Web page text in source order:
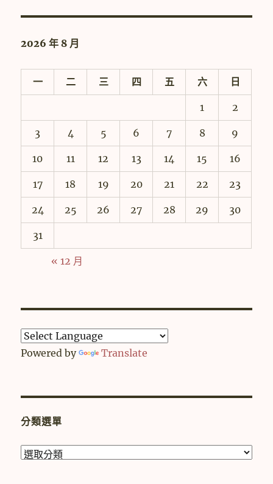
2026 年 8 月
一 二 三 四 五 六 日
1 2
3 4 5 6 7 8 9
10 11 12 13 14 15 16
17 18 19 20 21 22 23
24 25 26 27 28 29 30
31
« 12 月
Powered by Translate
分類選單
分